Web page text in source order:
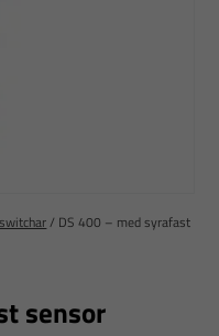
/ DS 400 – med syrafast
sensor